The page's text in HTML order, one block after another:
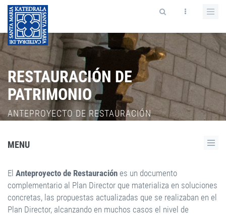
RESTAURACIÓN DE
PATRIMONIO
ANTEPROYECTO DE RESTAURACIÓN
MENU
El Anteproyecto de Restauración es un documento
complementario al Plan Director que materializa en soluciones
concretas, las propuestas actualizadas que se realizaban en el
Plan Director, alcanzando en muchos casos el nivel de